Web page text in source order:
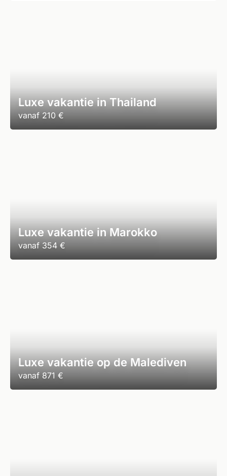
Luxe vakantie in Thailand
vanaf 210 €
Luxe vakantie in Marokko
vanaf 354 €
Luxe vakantie op de Malediven
vanaf 871 €